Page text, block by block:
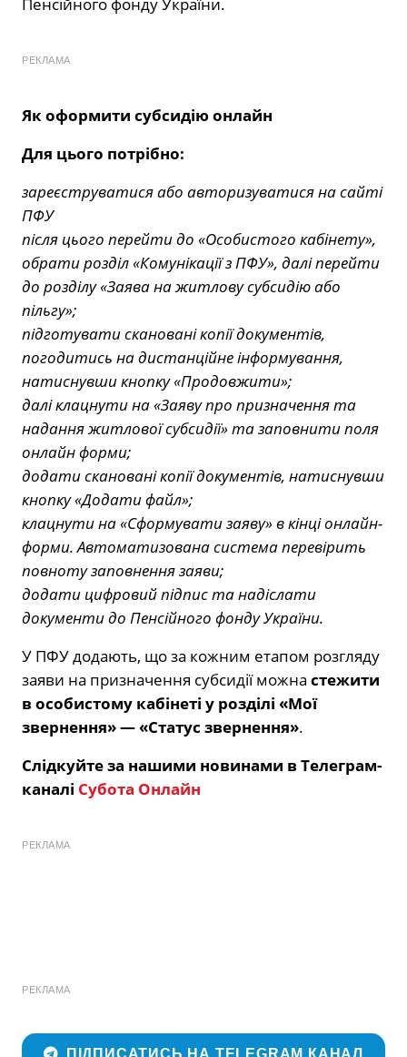
Пенсійного фонду України.
РЕКЛАМА
Як оформити субсидію онлайн
Для цього потрібно:
зареєструватися або авторизуватися на сайті
ПФУ
після цього перейти до «Особистого кабінету»,
обрати розділ «Комунікації з ПФУ», далі перейти
до розділу «Заява на житлову субсидію або
пільгу»;
підготувати скановані копії документів,
погодитись на дистанційне інформування,
натиснувши кнопку «Продовжити»;
далі клацнути на «Заяву про призначення та
надання житлової субсидії» та заповнити поля
онлайн форми;
додати скановані копії документів, натиснувши
кнопку «Додати файл»;
клацнути на «Сформувати заяву» в кінці онлайн-
форми. Автоматизована система перевірить
повноту заповнення заяви;
додати цифровий підпис та надіслати
документи до Пенсійного фонду України.
У ПФУ додають, що за кожним етапом розгляду
заяви на призначення субсидії можна стежити
в особистому кабінеті у розділі «Мої
звернення» — «Статус звернення».
Слідкуйте за нашими новинами в Телеграм-
каналі Субота Онлайн
РЕКЛАМА
РЕКЛАМА
ПІДПИСАТИСЬ НА TELEGRAM КАНАЛ